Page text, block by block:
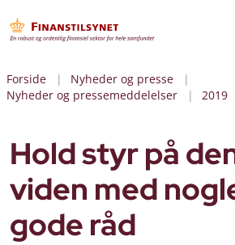
Forside
Nyheder og presse
Nyheder og pressemeddelelser
2019
Hold styr på
viden med
gode råd